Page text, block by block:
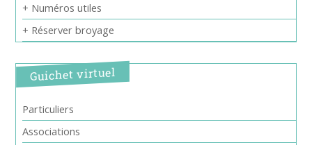
+ Numéros utiles
+ Réserver broyage
Guichet virtuel
Particuliers
Associations